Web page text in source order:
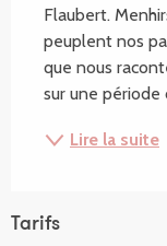
Flaubert.
peuplent nos
que nous
sur une période
Lire la suite
Tarifs